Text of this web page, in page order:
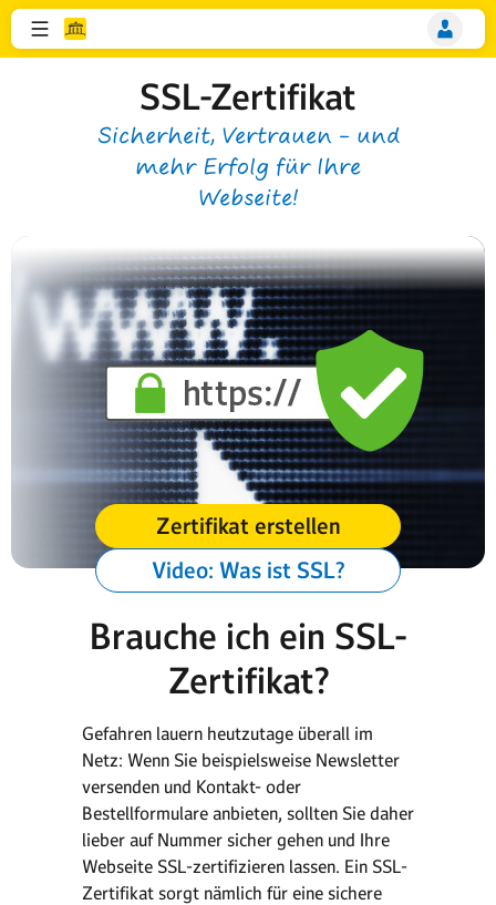
SSL-Zertifikat
Sicherheit, Vertrauen – und
mehr Erfolg für Ihre
Webseite!
Zertifikat erstellen
Video: Was ist SSL?
Brauche ich ein SSL-
Zertifikat?
Gefahren lauern heutzutage überall im
Netz: Wenn Sie beispielsweise Newsletter
versenden und Kontakt- oder
Bestellformulare anbieten, sollten Sie daher
lieber auf Nummer sicher gehen und Ihre
Webseite SSL-zertifizieren lassen. Ein SSL-
Zertifikat sorgt nämlich für eine sichere